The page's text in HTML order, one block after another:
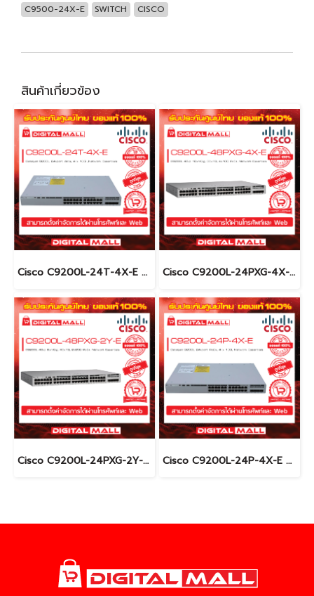
C9500-24X-E SWITCH CISCO
สินค้าเกี่ยวข้อง
Cisco C9200L-24T-4X-E อุปกรณ์ขยายสัญญาณ (Gigabit Switch Hub) Cisco C9200L-24PXG-4X-E อุปกรณ์ขยายสัญญาณ (Gigabit Switch Hub)
Cisco C9200L-24PXG-2Y-E อุปกรณ์ขยายสัญญาณ (Gigabit Switch Hub) Cisco C9200L-24P-4X-E อุปกรณ์ขยายสัญญาณ (Gigabit Switch Hub)